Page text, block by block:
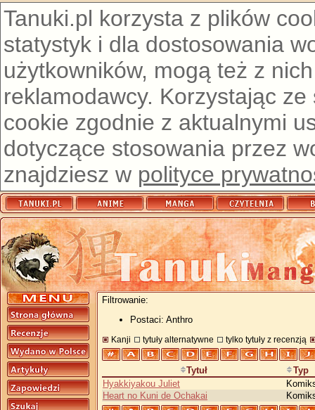
Tanuki.pl korzysta z plików
statystyk i dla dostosowania
użytkowników, mogą też z
reklamodawcy. Korzystając
cookie zgodnie z aktualnymi
dotyczące stosowania przez
znajdziesz w polityce
Filtrowanie:
Postaci: Anthro
Kanji tytuły alternatywne tylko tytuły z recenzją
Tytuł
Typ
Hyakkiyakou Juliet
Heart no Kuni de Ochakai